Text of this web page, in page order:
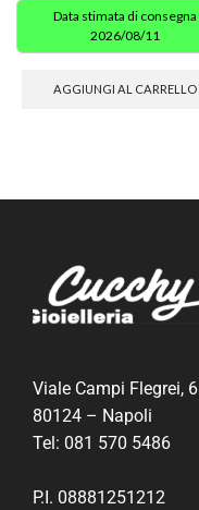
Data stimata di consegna
2026/08/11
AGGIUNGI AL CARRELLO
Viale Campi Flegrei, 6
80124 – Napoli
Tel: 081 570 5486
P.I. 08881251212